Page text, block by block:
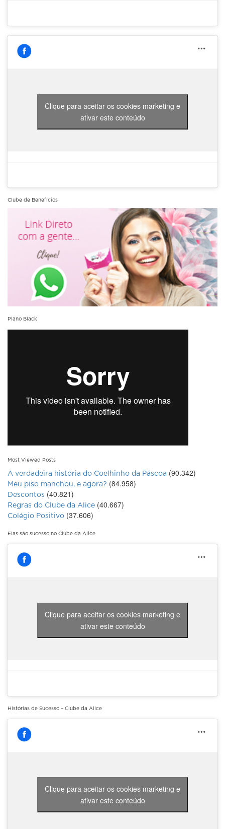
Clique para aceitar os cookies marketing e
ativar este conteúdo
Clube de Benefícios
Plano Black
Most Viewed Posts
A verdadeira história do Coelhinho da Páscoa (90.342)
Meu piso manchou, e agora? (84.958)
Descontos (40.821)
Regras do Clube da Alice (40.667)
Colégio Positivo (37.606)
Elas são sucesso no Clube da Alice
Clique para aceitar os cookies marketing e
ativar este conteúdo
Histórias de Sucesso – Clube da Alice
Clique para aceitar os cookies marketing e
ativar este conteúdo